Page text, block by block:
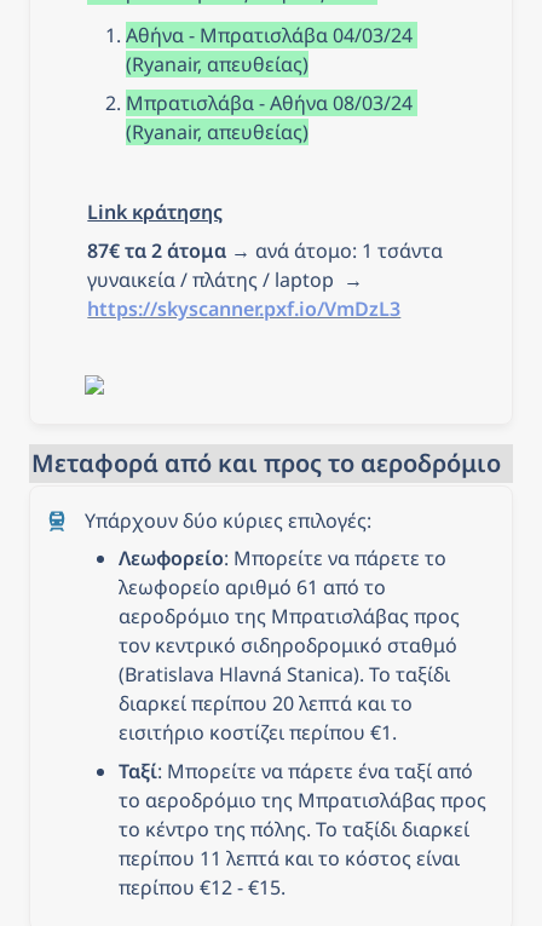
Αθήνα - Μπρατισλάβα 04/03/24
(Ryanair, απευθείας)
Μπρατισλάβα - Αθήνα 08/03/24
(Ryanair, απευθείας)
Link κράτησης
87€ τα 2 άτομα → ανά άτομο: 1 τσάντα
https://skyscanner.pxf.io/VmDzL3
Μεταφορά από και προς το αεροδρόμιο
Υπάρχουν δύο κύριες επιλογές:
Λεωφορείο: Μπορείτε να πάρετε το
λεωφορείο αριθμό 61 από το
αεροδρόμιο της Μπρατισλάβας προς
τον κεντρικό σιδηροδρομικό σταθμό
(Bratislava Hlavná Stanica). Το ταξίδι
διαρκεί περίπου 20 λεπτά και το
εισιτήριο κοστίζει περίπου €1.
Ταξί: Μπορείτε να πάρετε ένα ταξί από
το αεροδρόμιο της Μπρατισλάβας προς
το κέντρο της πόλης. Το ταξίδι διαρκεί
περίπου 11 λεπτά και το κόστος είναι
περίπου €12 - €15.